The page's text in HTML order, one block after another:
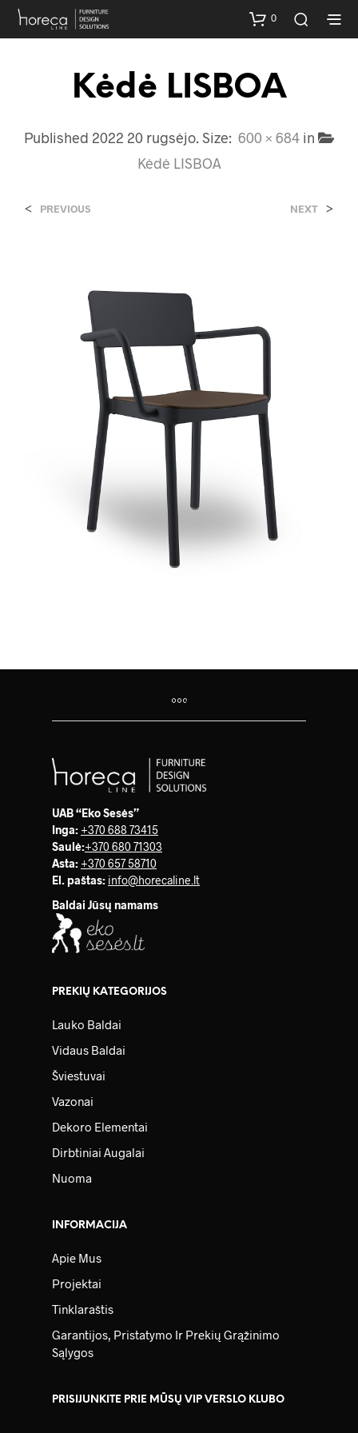
0
Kėdė LISBOA
Published 2022 20 rugsėjo. Size: 600 × 684 in
Kėdė LISBOA
< PREVIOUS NEXT >
UAB “Eko Sesės”
Inga: +370 688 73415
Saulė:+370 680 71303
Asta: +370 657 58710
El. paštas: info@horecaline.lt
Baldai Jūsų namams
PREKIŲ KATEGORIJOS
Lauko Baldai
Vidaus Baldai
Šviestuvai
Vazonai
Dekoro Elementai
Dirbtiniai Augalai
Nuoma
INFORMACIJA
Apie Mus
Projektai
Tinklaraštis
Garantijos, Pristatymo Ir Prekių Grąžinimo
Sąlygos
PRISIJUNKITE PRIE MŪSŲ VIP VERSLO KLUBO